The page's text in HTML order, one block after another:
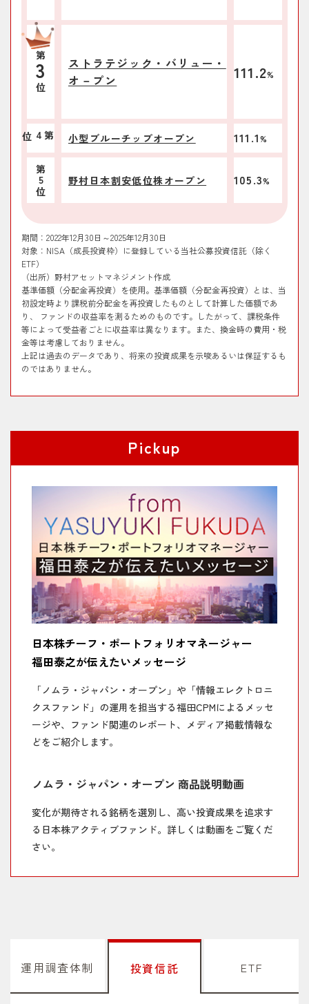
昇と株式市場の今後を考える
2026/05/15
【石黒英之のMarket Navi】日本株に対する固
定観念を変える時？（下）
定観念を変える時？（上）
2026/04/24
【石黒英之のMarket Navi】日経平均一時6万
2026/04/17
2026/04/09
【石黒英之のMarket Navi】中東情勢緊張緩和
で日本株は見直し局面へ
2026/04/08
【石黒英之のMarket Navi】日本の金利上昇は
日本株の足かせとなるのか？
2026/04/06
【石黒英之のMarket Navi】企業統治指針改訂
で現預金の有効活用進むか
資における4月の季節性とは？
2026/03/13
【石黒英之のMarket Navi】日本株の次の投資
機会はどこにあるのか？
揺れる日本株を考える（下）
2026/03/05
【石黒英之のMarket Navi】中東情勢緊迫化で
揺れる日本株を考える（上）
2026/02/20
【石黒英之のMarket Navi】海外勢の旺盛な日
本株買い姿勢は今後も続く？
2026/02/18
【石黒英之のMarket Navi】明暗分かれる日米
株の現状と今後について考える
2026/02/17
【石黒英之のMarket Navi】高市政権の政策が
2026/02/13
【石黒英之のMarket Navi】政治への期待が海
外勢の買い加速につながるか
2026/02/12
【石黒英之のMarket Navi】2040年までに日経
革への期待が高まる高市政権
2026/02/09
【石黒英之のMarket Navi】海外勢の買いが日
日本株の足かせになるのか？
環境とファンドの運用について
2026/04/17
【鈴木皓太のエコシルPLUS】日本株は「2つ
の壁」を乗り越えるか（下）
の壁」を乗り越えるか（上）
2026/04/14
【日本株】日本株の旬をお届けします
2026/03/13
2026/03/12
「野村日本バリュー厳選投資」 2026年以降の
市場環境とファンドの運用
2026/03/12
「ノムラ・ジャパン・オープン」 2026年以降
の市場環境とファンドの運用
2026/03/12
「日本好配当株投信」 2026年以降の市場環境
とファンドの運用
教えてくれる日本株の未来
昇する日本株」
早」か日本株の見通しについて
2026/01/20
【鈴木皓太のエコシルPLUS】「前向きな投
資」による利益増・株高の好循環
2026/01/07
【日本株】日本株の旬をお届けします
（VOL.10）
2025/11/11
【鈴木皓太のエコシルPLUS】AI分野の「日本
の勝ち筋」への期待
2025/11/04
【福田の視点】テクノロジー関連企業、「成
長の第2幕」の幕開け
2025/10/31
「ノムラ・ジャパン・オープン」 四半期レポ
ート 2025年10月
2025/10/29
【鈴木皓太のエコシルPLUS】政治の変化で日
【サキドリ（日本株）】「経済拡大に伴う日
本株の上昇に期待」
2025/08/01
直しの動きが広がる」
【動画】変革の時を迎えた日本株（YouTube
のサイトに移動します）
第
3
位
ストラテジック・バリュー・
オ－プン
111.2%
第
4
位 小型ブルーチップオープン 111.1%
第
5
位
野村日本割安低位株オープン 105.3%
期間：2022年12月30日～2025年12月30日
対象：NISA（成長投資枠）に登録している当社公募投資信託（除く
ETF）
（出所）野村アセットマネジメント作成
基準価額（分配金再投資）を使用。基準価額（分配金再投資）とは、当
初設定時より課税前分配金を再投資したものとして計算した価額であ
り、 ファンドの収益率を測るためのものです。したがって、課税条件
等によって受益者ごとに収益率は異なります。また、換金時の費用・税
金等は考慮しておりません。
上記は過去のデータであり、将来の投資成果を示唆あるいは保証するも
のではありません。
Pickup
日本株チーフ・ポートフォリオマネージャー
福田泰之が伝えたいメッセージ
「ノムラ・ジャパン・オープン」や「情報エレクトロニ
クスファンド」の運用を担当する福田CPMによるメッセ
ージや、ファンド関連のレポート、メディア掲載情報な
どをご紹介します。
ノムラ・ジャパン・オープン 商品説明動画
変化が期待される銘柄を選別し、高い投資成果を追求す
る日本株アクティブファンド。詳しくは動画をご覧くだ
さい。
運用調査体制 投資信託 ETF